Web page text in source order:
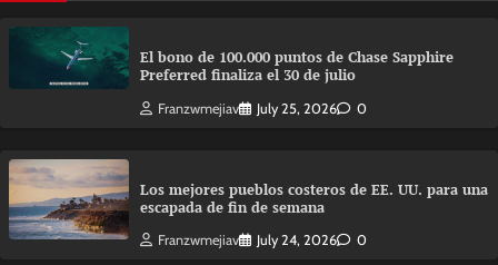
El bono de 100.000 puntos de Chase Sapphire
Preferred finaliza el 30 de julio
Franzwmejiav July 25, 2026 0
Los mejores pueblos costeros de EE. UU. para una
escapada de fin de semana
Franzwmejiav July 24, 2026 0